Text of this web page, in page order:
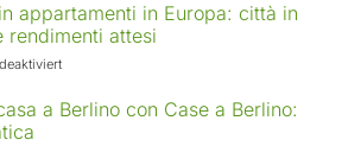
appartamenti in Europa: città in
rendimenti attesi
für
in
a Berlino con Case a Berlino: